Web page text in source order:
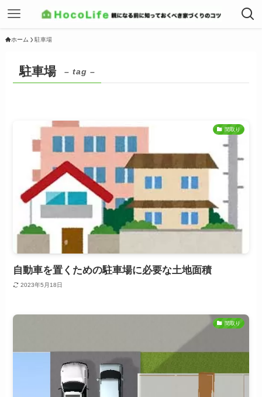
ホーム 駐車場
駐車場 – tag –
間取り
自動車を置くための駐車場に必要な土地面積
2023年5月18日
間取り